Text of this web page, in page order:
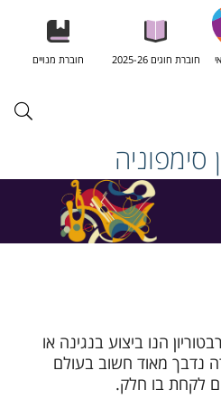
חוברת חוגים 2025-26 חוברת מנויים
סימפוניה
הנו ביצוע בנגינה או
נדבך מאוד חשוב בעולם
לקחת בו חלק.